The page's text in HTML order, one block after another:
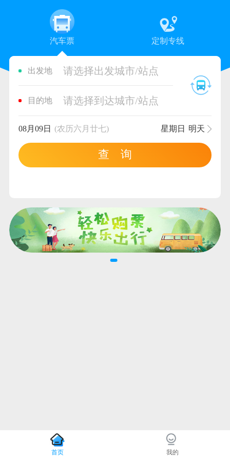
汽车票 定制专线
出发地 请选择出发城市/站点
目的地 请选择到达城市/站点
08月09日 (农历六月廿七) 星期日 明天
查 询
首页 我的